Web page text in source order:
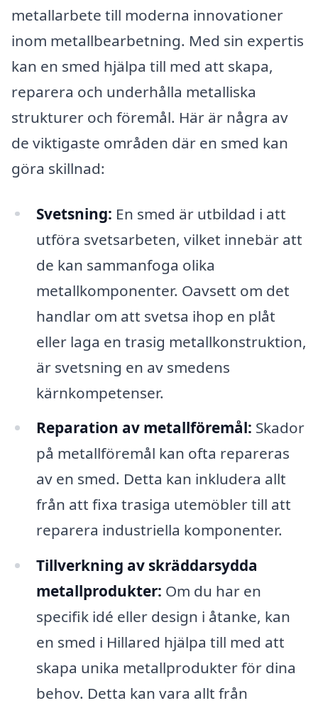
metallarbete till moderna innovationer
inom metallbearbetning. Med sin expertis
kan en smed hjälpa till med att skapa,
reparera och underhålla metalliska
strukturer och föremål. Här är några av
de viktigaste områden där en smed kan
göra skillnad:
Svetsning: En smed är utbildad i att
utföra svetsarbeten, vilket innebär att
de kan sammanfoga olika
metallkomponenter. Oavsett om det
handlar om att svetsa ihop en plåt
eller laga en trasig metallkonstruktion,
är svetsning en av smedens
kärnkompetenser.
Reparation av metallföremål: Skador
på metallföremål kan ofta repareras
av en smed. Detta kan inkludera allt
från att fixa trasiga utemöbler till att
reparera industriella komponenter.
Tillverkning av skräddarsydda
metallprodukter: Om du har en
specifik idé eller design i åtanke, kan
en smed i Hillared hjälpa till med att
skapa unika metallprodukter för dina
behov. Detta kan vara allt från